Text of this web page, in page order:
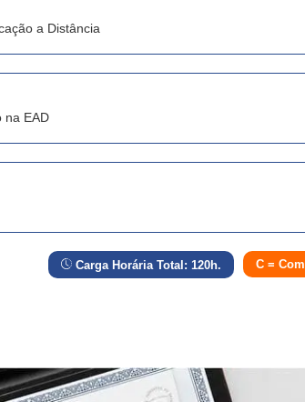
a Distância
na EAD
Carga Horária Total: 120h. C =